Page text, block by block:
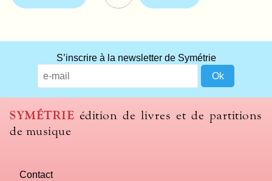
S’inscrire à la newsletter de Symétrie
SYMÉTRIE édition de livres et de partitions
de musique
Contact